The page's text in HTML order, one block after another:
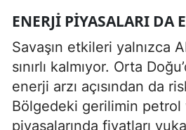
ENERJI PIYASALARI DA
Savaşın etkileri yalnızca
sınırlı kalmıyor. Orta
enerji arzı açısından da
Bölgedeki gerilimin petrol
piyasalarında fiyatları